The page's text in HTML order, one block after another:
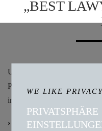
„BEST
Unsere Expertise in den
Pharmarecht und
im Ranking von Best
Dr. Ulrich Grauist als
WE LIKE
PRIVATSPHÄRE